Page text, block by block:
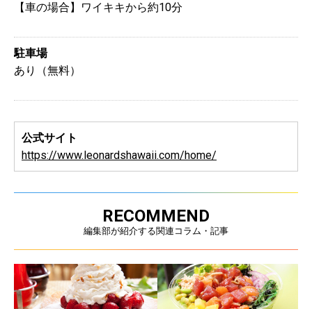
【車の場合】ワイキキから約10分
駐車場
あり（無料）
公式サイト
https://www.leonardshawaii.com/home/
RECOMMEND
編集部が紹介する関連コラム・記事